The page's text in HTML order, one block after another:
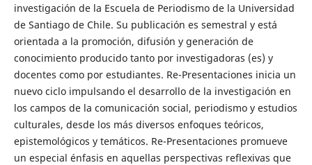
investigación de la Escuela de Periodismo de la Universidad
de Santiago de Chile. Su publicación es semestral y está
orientada a la promoción, difusión y generación de
conocimiento producido tanto por investigadoras (es) y
docentes como por estudiantes. Re-Presentaciones inicia un
nuevo ciclo impulsando el desarrollo de la investigación en
los campos de la comunicación social, periodismo y estudios
culturales, desde los más diversos enfoques teóricos,
epistemológicos y temáticos. Re-Presentaciones promueve
un especial énfasis en aquellas perspectivas reflexivas que